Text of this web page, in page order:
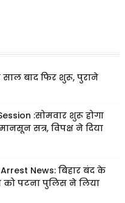
साल बाद फिर शुरू, पुराने
:सोमवार शुरू होगा
सत्र, विपक्ष ने दिया
News: बिहार बंद के
को पटना पुलिस ने लिया